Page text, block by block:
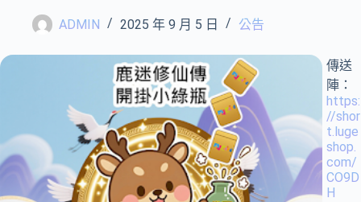
ADMIN 2025 年 9 月 5 日 公告
傳送
陣：
https:
//shor
t.luge
shop.
com/
CO9D
H